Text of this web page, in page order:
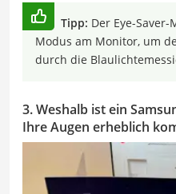
Tipp: Der Eye-
Modus am Monitor, um
durch die
3. Weshalb ist ein
Ihre Augen erheblich